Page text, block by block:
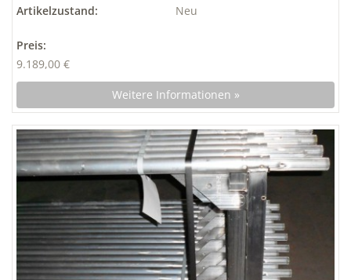
Artikelzustand:
Neu
Preis:
9.189,00 €
Weitere Informationen »